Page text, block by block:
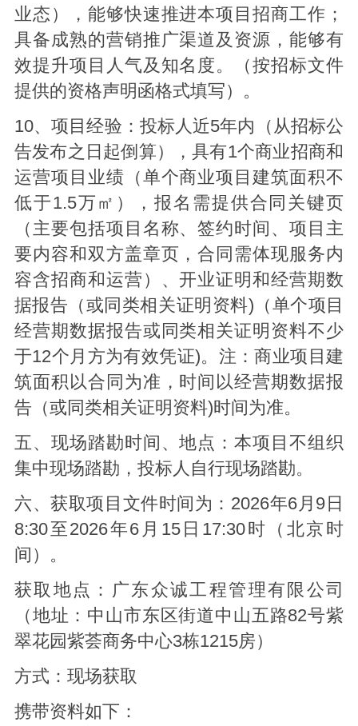
业态），能够快速推进本项目招商工作；
具备成熟的营销推广渠道及资源，能够有
效提升项目人气及知名度。（按招标文件
提供的资格声明函格式填写）。
10、项目经验：投标人近5年内（从招标公
告发布之日起倒算），具有1个商业招商和
运营项目业绩（单个商业项目建筑面积不
低于1.5万㎡），报名需提供合同关键页
（主要包括项目名称、签约时间、项目主
要内容和双方盖章页，合同需体现服务内
容含招商和运营）、开业证明和经营期数
据报告（或同类相关证明资料)（单个项目
经营期数据报告或同类相关证明资料不少
于12个月方为有效凭证)。注：商业项目建
筑面积以合同为准，时间以经营期数据报
告（或同类相关证明资料)时间为准。
五、现场踏勘时间、地点：本项目不组织
集中现场踏勘，投标人自行现场踏勘。
六、获取项目文件时间为：2026年6月9日
8:30至2026年6月15日17:30时（北京时
间）。
获取地点：广东众诚工程管理有限公司
（地址：中山市东区街道中山五路82号紫
翠花园紫荟商务中心3栋1215房）
方式：现场获取
携带资料如下：